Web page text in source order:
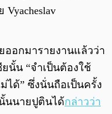
Vyacheslav
ออกมารายงานแล้วว่า
นั้น “จำเป็นต้องใช้
ได้” ซึ่งนั่นถือเป็นครั้ง
นนายปูตินได้กล่าวว่า